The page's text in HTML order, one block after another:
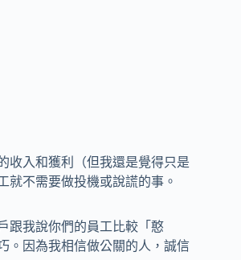
收入和獲利（但我還是覺得只是
就不需要做投機或說謊的事。
跟我說你們的員工比較「憨
。因為我相信做公關的人，誠信